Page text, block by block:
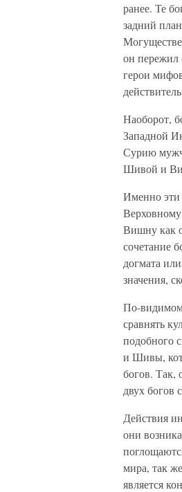
ранее. Те
задний
он пережил
герои
Наоборот,
Западной
Сурию
Шивой и
Именно эти
Верховному
Вишну как
сочетание
догмата
значения,
По-
сравнять
подобного
и Шивы,
богов. Так,
двух богов
Действия
они
мира, так
является